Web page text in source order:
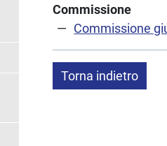
Commissione
Commissione
Torna indietro